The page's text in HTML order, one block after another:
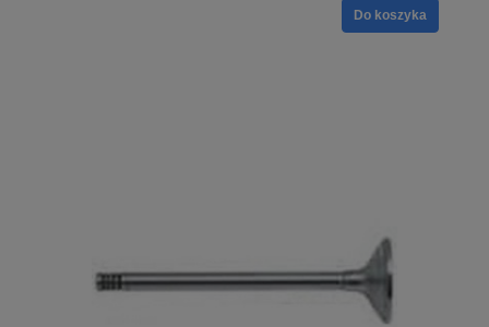
Do koszyka